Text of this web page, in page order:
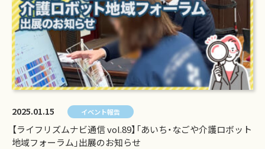
2025.01.15 イベント報告
【ライフリズムナビ通信 vol.89】「あいち・なごや介護ロボット
地域フォーラム」出展のお知らせ